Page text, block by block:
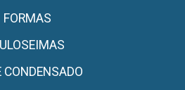
FORMAS
CONDENSADO